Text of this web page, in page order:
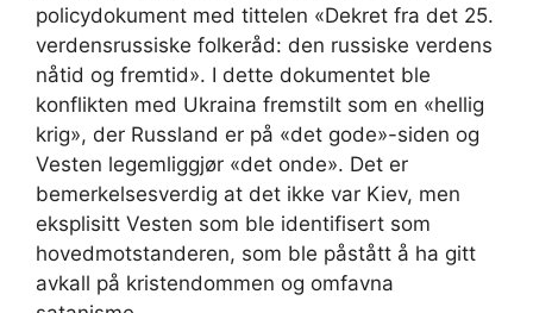
policydokument med tittelen «Dekret fra det 25.
verdensrussiske folkeråd: den russiske verdens
nåtid og fremtid». I dette dokumentet ble
konflikten med Ukraina fremstilt som en «hellig
krig», der Russland er på «det gode»-siden og
Vesten legemliggjør «det onde». Det er
bemerkelsesverdig at det ikke var Kiev, men
eksplisitt Vesten som ble identifisert som
hovedmotstanderen, som ble påstått å ha gitt
avkall på kristendommen og omfavna